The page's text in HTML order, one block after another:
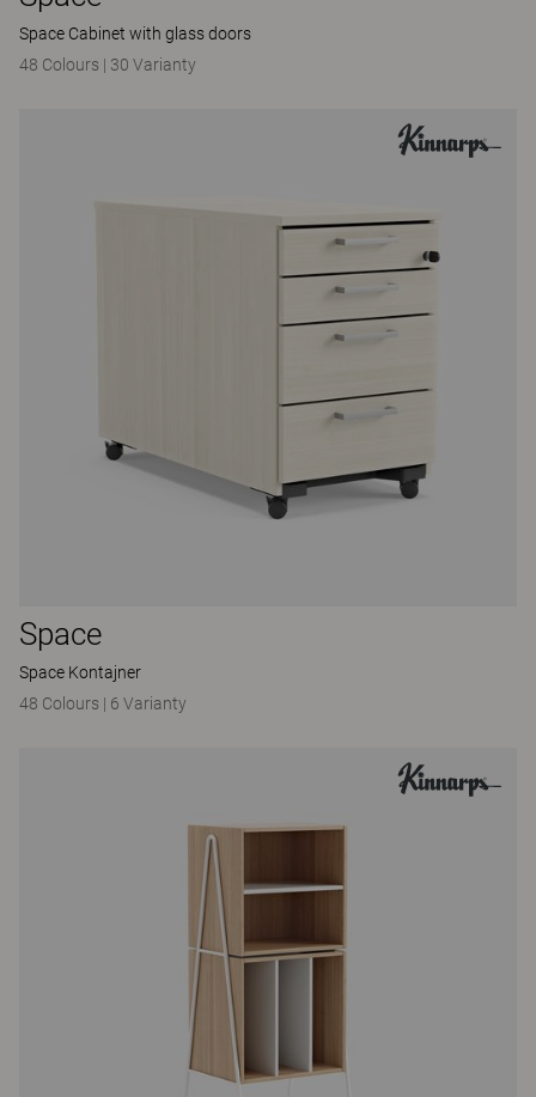
Space Cabinet with glass doors
48 Colours | 30 Varianty
Space
Space Kontajner
48 Colours | 6 Varianty